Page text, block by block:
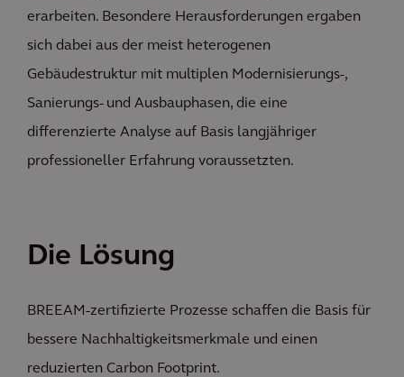
erarbeiten. Besondere Herausforderungen ergaben
sich dabei aus der meist heterogenen
Gebäudestruktur mit multiplen Modernisierungs-,
Sanierungs- und Ausbauphasen, die eine
differenzierte Analyse auf Basis langjähriger
professioneller Erfahrung voraussetzten.
Die Lösung
BREEAM-zertifizierte Prozesse schaffen die Basis für
bessere Nachhaltigkeitsmerkmale und einen
reduzierten Carbon Footprint.